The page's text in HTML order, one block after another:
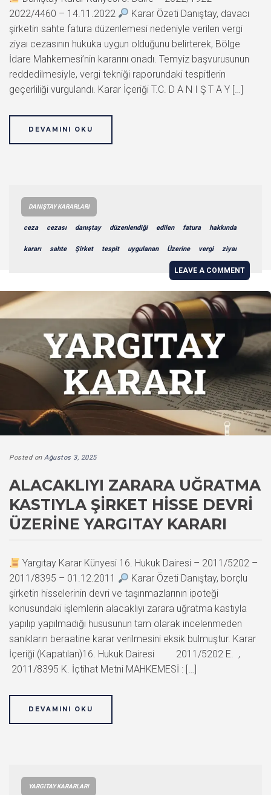
2022/4460 – 14.11.2022
Karar Özeti Danıştay, davacı
şirketin sahte fatura düzenlemesi nedeniyle verilen vergi
ziyaı cezasının hukuka uygun olduğunu belirterek, Bölge
İdare Mahkemesi’nin kararını onadı. Temyiz başvurusunun
reddedilmesiyle, vergi tekniği raporundaki tespitlerin
geçerliliği vurgulandı. Karar İçeriği T.C. D A N I Ş T A Y […]
DEVAMINI OKU
DANIŞTAY KARARLARI
ceza cezası danıştay düzenlendiği edilen fatura hakkında
kararı sahte Şirket tespit uygulanan Üzerine vergi ziyaı
LEAVE A COMMENT
Posted on Ağustos 3, 2025
ALACAKLIYI ZARARA UĞRATMA
KASTIYLA ŞIRKET HISSE DEVRI
ÜZERINE YARGITAY KARARI
Yargıtay Karar Künyesi 16. Hukuk Dairesi – 2011/5202 –
2011/8395 – 01.12.2011
Karar Özeti Danıştay, borçlu
şirketin hisselerinin devri ve taşınmazlarının ipoteği
konusundaki işlemlerin alacaklıyı zarara uğratma kastıyla
yapılıp yapılmadığı hususunun tam olarak incelenmeden
sanıkların beraatine karar verilmesini eksik bulmuştur. Karar
İçeriği (Kapatılan)16. Hukuk Dairesi 2011/5202 E. ,
2011/8395 K. İçtihat Metni MAHKEMESİ : […]
DEVAMINI OKU
YARGITAY KARARLARI